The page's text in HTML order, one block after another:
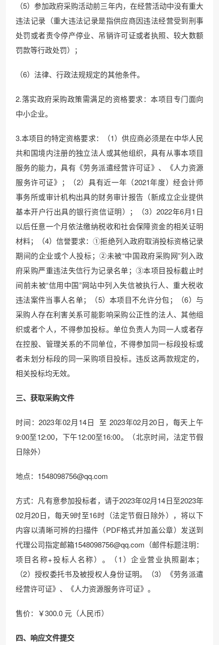
（5）参加政府采购活动前三年内，在经营活动中没有重大
违法记录（重大违法记录是指供应商因违法经营受到刑事
处罚或者责令停产停业、吊销许可证或者执照、较大数额
罚款等行政处罚）；
（6）法律、行政法规规定的其他条件。
2.落实政府采购政策需满足的资格要求：本项目专门面向
中小企业。
3.本项目的特定资格要求：（1）供应商必须是在中华人民
共和国境内注册的独立法人或其他组织，具有从事本项目
服务的能力，具有《劳务派遣经营许可证》、《人力资源
服务许可证》；（2）具有近一年（2021年度）经会计师
事务所或审计机构出具的财务审计报告（新成立企业提供
基本开户行出具的银行资信证明）；（3）2022年6月1日
以后任意一个月依法缴纳税收和社会保障资金的相关证明
材料；（4）信誉要求：①拒绝列入政府取消投标资格记录
期间的企业或个人投标；②未被“中国政府采购网”列入政
府采购严重违法失信行为记录名单；③本项目投标截止时
间前未被“信用中国”网站中列入失信被执行人、重大税收
违法案件当事人名单；（5）本项目不允许分包；（6）与
采购人存在利害关系可能影响采购公正性的法人、其他组
织或者个人，不得参加投标。单位负责人为同一人或者存
在控股、管理关系的不同单位，不得参加同一标段投标或
者未划分标段的同一采购项目投标。违反这两款规定的，
相关投标均无效。
三、获取采购文件
时间：2023年02月14日 至 2023年02月20日，每天上午
9:00至12:00，下午12:00至16:00。（北京时间，法定节假
日除外）
地点：1548098756@qq.com
方式：凡有意参加投标者，请于2023年02月14日至2023年
02月20日，每天9时至16时（法定节假日除外），将以下
内容以清晰可辨的扫描件（PDF格式并加盖公章）发送到
代理公司指定邮箱1548098756@qq.com（邮件标题注明：
项目名称+投标人名称）。（1）企业营业执照副本；
（2）授权委托书及被授权人身份证明。（3）《劳务派遣
经营许可证》、《人力资源服务许可证》。
售价：￥300.0 元（人民币）
四、响应文件提交